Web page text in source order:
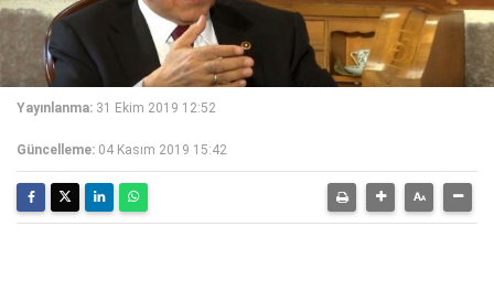
Yayınlanma: 31 Ekim 2019 12:52
Güncelleme: 04 Kasım 2019 15:42